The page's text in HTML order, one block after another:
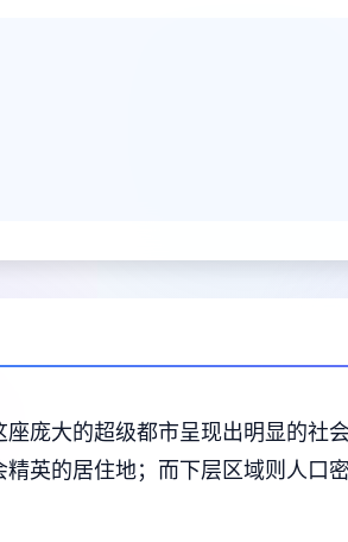
庞大的超级都市呈现出明显的社
英的居住地；而下层区域则人口